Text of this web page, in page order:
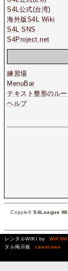
S4L公式(台湾)
海外版S4L Wiki
S4L SNS
S4Project.net
練習場
MenuBar
テキスト整形のル
ヘルプ
CopyleftS4League
レンタルWIKI by
タル掲示板
zawazawa